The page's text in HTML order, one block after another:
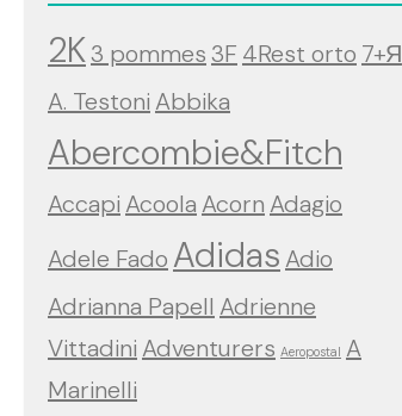
2K3 pommes3F 4Rest orto 7+Я
A. Testoni Abbika
Abercombie&Fitch
Accapi Acoola Acorn Adagio
Adele Fado Adidas Adio
Adrianna Papell Adrienne
Vittadini Adventurers Aeropostal A
Marinelli